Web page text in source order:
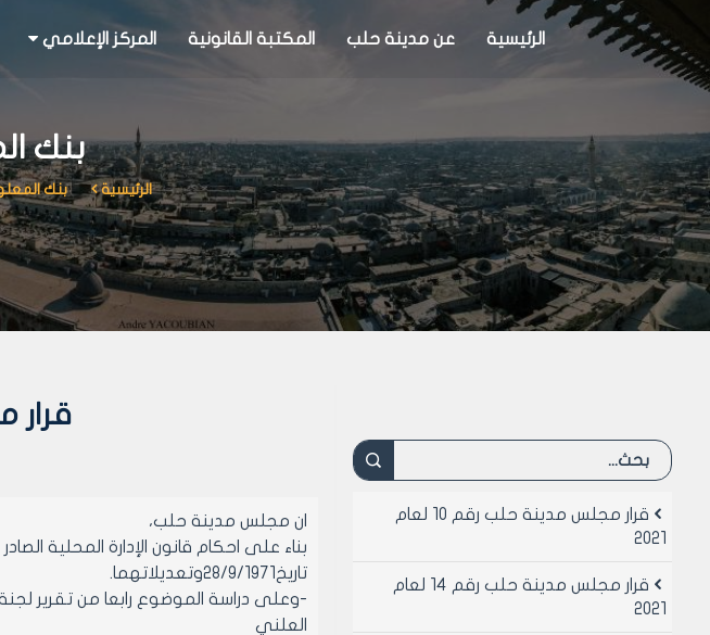
الرئيسية عن مدينة حلب المكتبة القانونية المركز الإعلامي
بنك
الرئيسية بنك
قرار
ان مجلس مدينة حلب،
تاريخ28/9/1971وتعديلاتهما.
-وعلى دراسة الموضوع رابعا من تقرير لجنة
العلني
قرار مجلس مدينة حلب رقم 10 لعام
2021
قرار مجلس مدينة حلب رقم 14 لعام
2021